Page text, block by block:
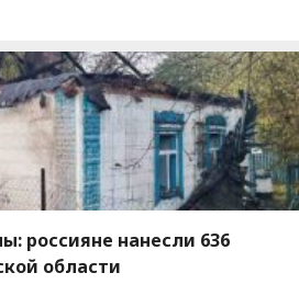
россияне нанесли 636
области